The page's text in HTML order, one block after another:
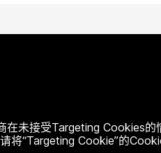
在未接受Targeting Cookies的
将“Targeting Cookie”的